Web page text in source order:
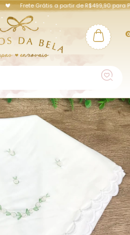
Frete Grátis a partir de R$499,90 para